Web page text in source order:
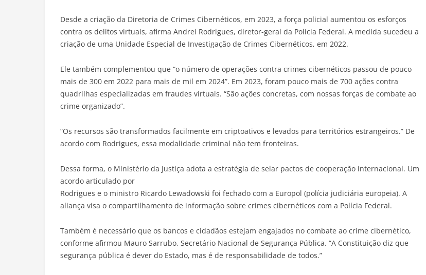
Desde a criação da Diretoria de Crimes Cibernéticos, em 2023, a força policial aumentou os esforços
contra os delitos virtuais, afirma Andrei Rodrigues, diretor-geral da Polícia Federal. A medida sucedeu a
criação de uma Unidade Especial de Investigação de Crimes Cibernéticos, em 2022.
Ele também complementou que “o número de operações contra crimes cibernéticos passou de pouco
mais de 300 em 2022 para mais de mil em 2024”. Em 2023, foram pouco mais de 700 ações contra
quadrilhas especializadas em fraudes virtuais. “São ações concretas, com nossas forças de combate ao
crime organizado”.
“Os recursos são transformados facilmente em criptoativos e levados para territórios estrangeiros.” De
acordo com Rodrigues, essa modalidade criminal não tem fronteiras.
Dessa forma, o Ministério da Justiça adota a estratégia de selar pactos de cooperação internacional. Um
acordo articulado por
Rodrigues e o ministro Ricardo Lewadowski foi fechado com a Europol (polícia judiciária europeia). A
aliança visa o compartilhamento de informação sobre crimes cibernéticos com a Polícia Federal.
Também é necessário que os bancos e cidadãos estejam engajados no combate ao crime cibernético,
conforme afirmou Mauro Sarrubo, Secretário Nacional de Segurança Pública. “A Constituição diz que
segurança pública é dever do Estado, mas é de responsabilidade de todos.”